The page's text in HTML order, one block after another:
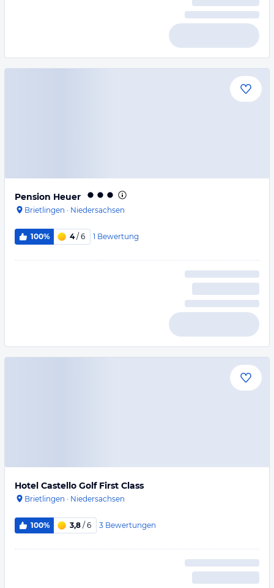
Pension Heuer
Brietlingen · Niedersachsen
100% 4/ 6 1 Bewertung
Hotel Castello Golf First Class
Brietlingen · Niedersachsen
100% 3,8 / 6 3 Bewertungen